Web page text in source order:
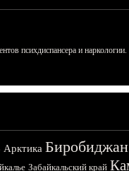
психдиспансера и наркологии.
Арктика Биробиджан
Забайкальский край